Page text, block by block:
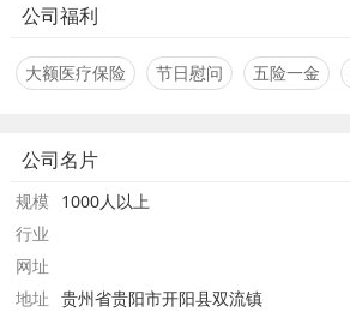
公司福利
大额医疗保险 节日慰问 五险一金
公司名片
规模
1000人以上
行业
网址
地址
贵州省贵阳市开阳县双流镇